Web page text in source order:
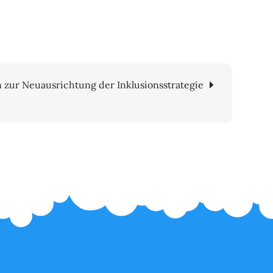
zur Neuausrichtung der Inklusionsstrategie